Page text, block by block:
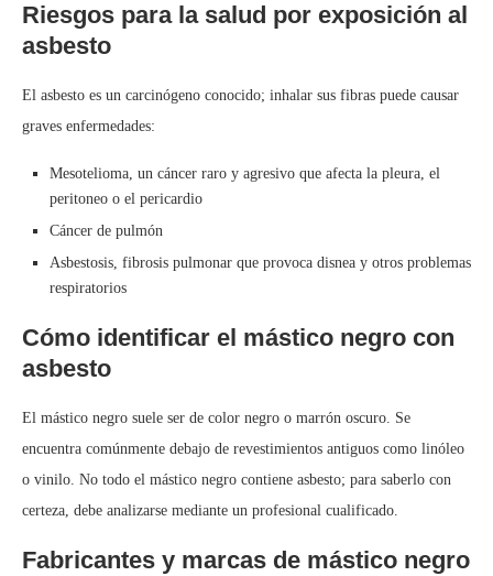
Riesgos para la salud por exposición al
asbesto
El asbesto es un carcinógeno conocido; inhalar sus fibras puede causar
graves enfermedades:
Mesotelioma, un cáncer raro y agresivo que afecta la pleura, el
peritoneo o el pericardio
Cáncer de pulmón
Asbestosis, fibrosis pulmonar que provoca disnea y otros problemas
respiratorios
Cómo identificar el mástico negro con
asbesto
El mástico negro suele ser de color negro o marrón oscuro. Se
encuentra comúnmente debajo de revestimientos antiguos como linóleo
o vinilo. No todo el mástico negro contiene asbesto; para saberlo con
certeza, debe analizarse mediante un profesional cualificado.
Fabricantes y marcas de mástico negro